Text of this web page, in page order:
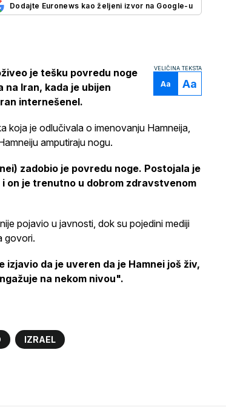
Dodajte Euronews kao željeni izvor na Google-u
VELIČINA TEKSTA
Aa Aa
je tešku povredu noge
na Iran, kada je ubijen
internešenel.
koja je odlučivala o imenovanju Hamneija,
amputiraju nogu.
zadobio je povredu noge. Postojala je
i on je trenutno u dobrom zdravstvenom
pojavio u javnosti, dok su pojedini mediji
govori.
da je uveren da je Hamnei još živ,
na nekom nivou".
IZRAEL